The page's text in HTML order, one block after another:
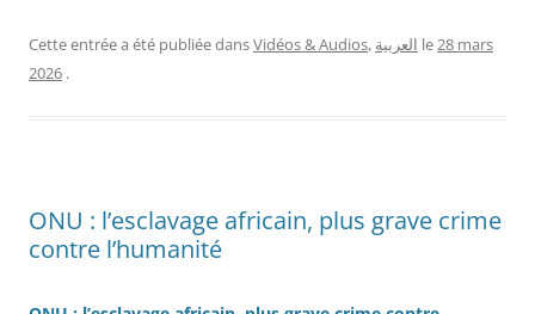
Cette entrée a été publiée dansVidéos & Audios, العربية le28 mars
2026 .
ONU : l’esclavage africain, plus grave crime
contre l’humanité